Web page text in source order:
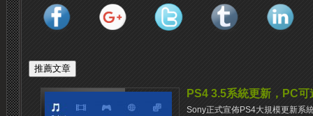
PS4 3.5系統更新，PC
Sony正式宣佈PS4大規模更新系